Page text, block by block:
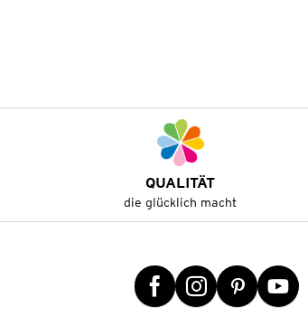
QUALITÄT
die glücklich macht